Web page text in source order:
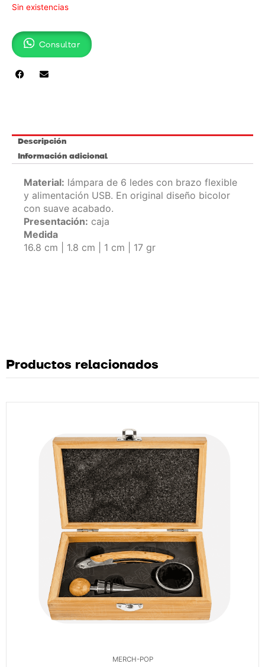
Sin existencias
Consultar
Descripción
Información adicional
Material: lámpara de 6 ledes con brazo flexible
y alimentación USB. En original diseño bicolor
con suave acabado.
Presentación: caja
Medida
16.8 cm | 1.8 cm | 1 cm | 17 gr
Productos relacionados
MERCH-POP